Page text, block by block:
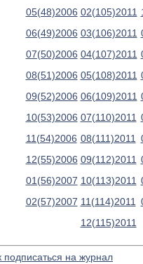
05(48)2006
06(49)2006
07(50)2006
08(51)2006
09(52)2006
10(53)2006
11(54)2006
12(55)2006
01(56)2007
02(57)2007
02(105)2011
03(106)2011
04(107)2011
05(108)2011
06(109)2011
07(110)2011
08(111)2011
09(112)2011
10(113)2011
11(114)2011
12(115)2011
подписаться на журнал